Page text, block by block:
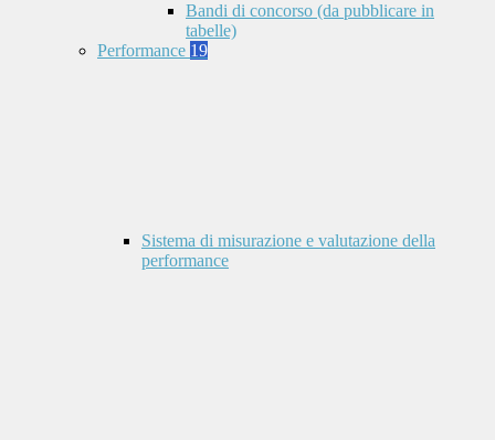
Bandi di concorso (da pubblicare in
tabelle)
Performance 19
Sistema di misurazione e valutazione della
performance